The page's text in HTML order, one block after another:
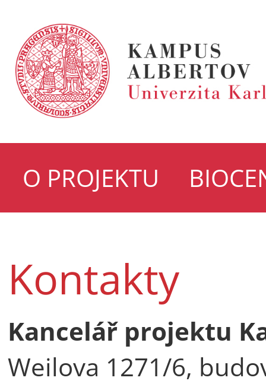
O PROJEKTU
Kontakty
Kancelář projektu
Weilova 1271/6,